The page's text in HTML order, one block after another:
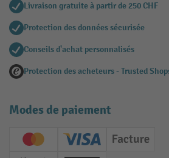
Livraison gratuite à partir de 250 CHF
Protection des données sécurisée
Conseils d'achat personnalisés
Protection des acheteurs - Trusted
Modes de paiement
Creditcard (Master)Creditcard (Visa)
Facture